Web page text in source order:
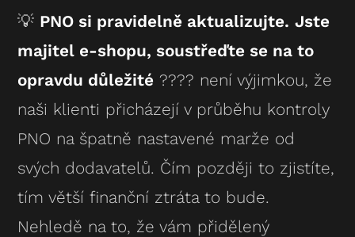
💡 PNO si pravidelně aktualizujte. Jste
majitel e-shopu, soustřeďte se na to
opravdu důležité ???? není výjimkou, že
naši klienti přicházejí v průběhu kontroly
PNO na špatně nastavené marže od
svých dodavatelů. Čím později to zjistíte,
tím větší finanční ztráta to bude.
Nehledě na to, že vám přidělený